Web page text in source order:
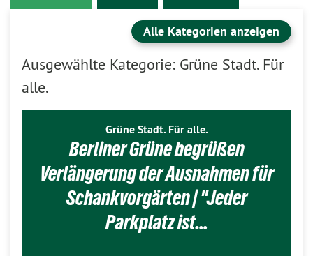
Alle Kategorien anzeigen
Ausgewählte Kategorie: Grüne Stadt. Für
alle.
Grüne Stadt. Für alle.
Berliner Grüne begrüßen
Verlängerung der Ausnahmen für
Schankvorgärten | "Jeder
Parkplatz ist…